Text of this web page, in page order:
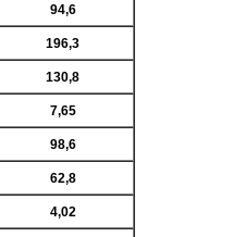
94,6
196,3
130,8
7,65
98,6
62,8
4,02